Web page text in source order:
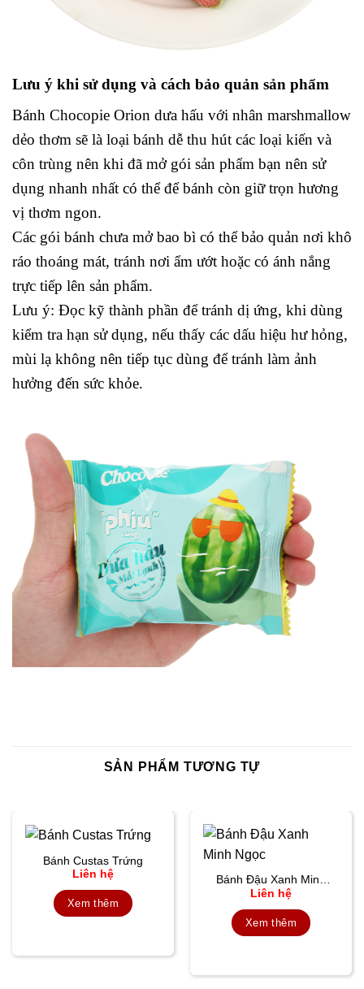
Lưu ý khi sử dụng và cách bảo quản sản phẩm
Bánh Chocopie Orion dưa hấu với nhân marshmallow
dẻo thơm sẽ là loại bánh dễ thu hút các loại kiến và
côn trùng nên khi đã mở gói sản phẩm bạn nên sử
dụng nhanh nhất có thể để bánh còn giữ trọn hương
vị thơm ngon.
Các gói bánh chưa mở bao bì có thể bảo quản nơi khô
ráo thoáng mát, tránh nơi ẩm ướt hoặc có ánh nắng
trực tiếp lên sản phẩm.
Lưu ý: Đọc kỹ thành phần để tránh dị ứng, khi dùng
kiểm tra hạn sử dụng, nếu thấy các dấu hiệu hư hỏng,
mùi lạ không nên tiếp tục dùng để tránh làm ảnh
hưởng đến sức khỏe.
SẢN PHẨM TƯƠNG TỰ
Bánh Custas Trứng
Liên hệ
Xem thêm
Bánh Đậu Xanh Minh
Ngọc
Liên hệ
Xem thêm